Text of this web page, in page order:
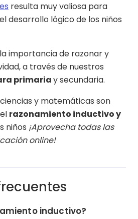
resulta muy valiosa para
desarrollo lógico de los niños
importancia de razonar y
a través de nuestros
primariay secundaria.
y matemáticas son
razonamiento inductivo y
niños ¡Aprovecha todas las
online!
inductivo?